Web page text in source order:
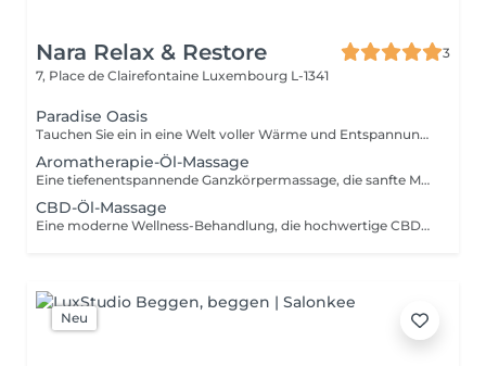
Nara Relax & Restore
3
7, Place de Clairefontaine Luxembourg L-1341
Paradise Oasis
Tauchen Sie ein in eine Welt voller Wärme und Entspannung. Dieses luxuriöse Wellness-Ritual kombiniert eine 90-minütige Hot-Stone-Massage mit einer 30-minütigen Thailändischen Fußreflexzonenmassage. Die Behandlung hilft, tiefliegende Verspannungen zu lösen, die Durchblutung zu fördern und Körper und Geist wieder in Einklang zu bringen. Enthalten sind: Hot-Stone-Massage 90 Min. Thailändische Fußreflexzonenmassage 30 Min.
Aromatherapie-Öl-Massage
Eine tiefenentspannende Ganzkörpermassage, die sanfte Massagetechniken mit sorgfältig ausgewählten ätherischen Ölen kombiniert. Die wohltuenden Düfte und fließenden Bewegungen helfen, Muskelverspannungen zu lösen, Stress abzubauen, den Geist zu beruhigen und ein nachhaltiges Gefühl von Wohlbefinden zu fördern.
CBD-Öl-Massage
Eine moderne Wellness-Behandlung, die hochwertige CBD-Öle mit entspannenden Massagetechniken verbindet. Ideal für alle, die sich eine Auszeit vom hektischen Alltag gönnen möchten. Die Behandlung hilft, Muskelspannungen zu lösen und sorgt für ein angenehmes körperliches Wohlgefühl.
Neu